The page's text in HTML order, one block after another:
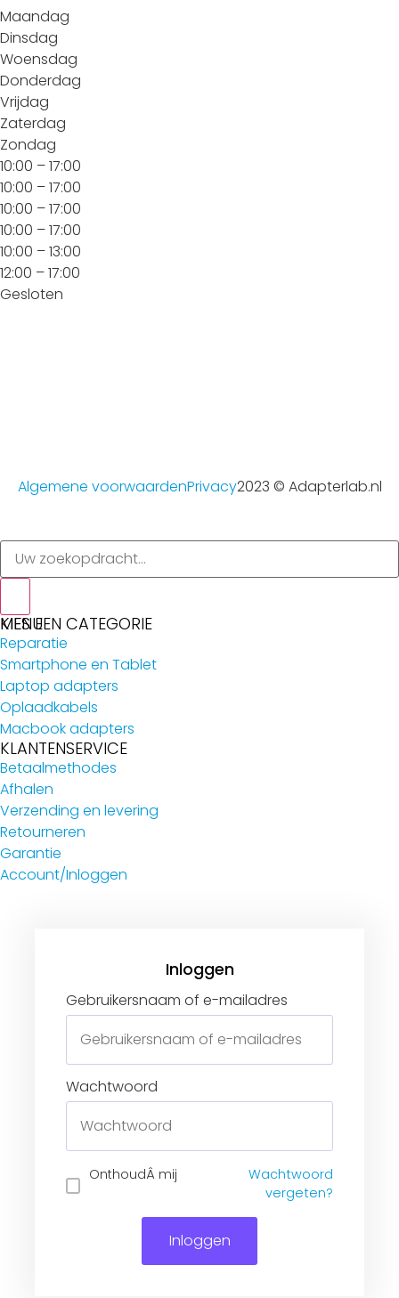
Maandag
Dinsdag
Woensdag
Donderdag
Vrijdag
Zaterdag
Zondag
10:00 – 17:00
10:00 – 17:00
10:00 – 17:00
10:00 – 17:00
10:00 – 13:00
12:00 – 17:00
Gesloten
Algemene voorwaardenPrivacy2023 © Adapterlab.nl
MENU
KIES EEN CATEGORIE
Reparatie
Smartphone en Tablet
Laptop adapters
Oplaadkabels
Macbook adapters
KLANTENSERVICE
Betaalmethodes
Afhalen
Verzending en levering
Retourneren
Garantie
Account/Inloggen
Gebruikersnaam of e-mailadres
Wachtwoord
Inloggen